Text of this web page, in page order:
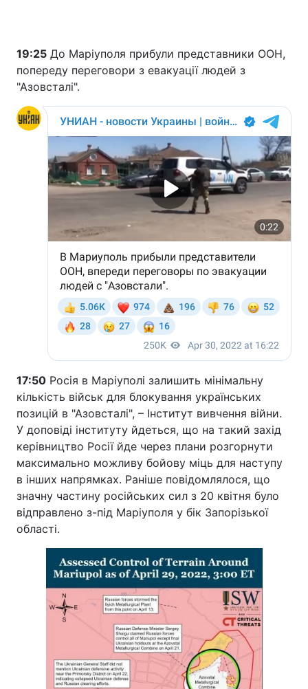
19:25 До Маріуполя прибули представники ООН,
попереду переговори з евакуації людей з
"Азовсталі".
17:50 Росія в Маріуполі залишить мінімальну
кількість військ для блокування українських
позицій в "Азовсталі", – Інститут вивчення війни.
У доповіді інституту йдеться, що на такий захід
керівництво Росії йде через плани розгорнути
максимально можливу бойову міць для наступу
в інших напрямках. Раніше повідомлялося, що
значну частину російських сил з 20 квітня було
відправлено з-під Маріуполя у бік Запорізької
області.